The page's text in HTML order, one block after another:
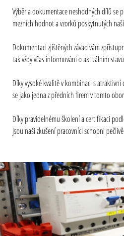
Výběr a dokumentace neshodných dílů se
mezních hodnot a vzorků poskytnutých
Dokumentaci zjištěných závad vám
tak vždy včas informováni o aktuálním
Díky vysoké kvalitě v kombinaci s
se jako jedna z předních firem v tomto
Díky pravidelnému školení a certifikaci
jsou naši zkušení pracovníci schopni